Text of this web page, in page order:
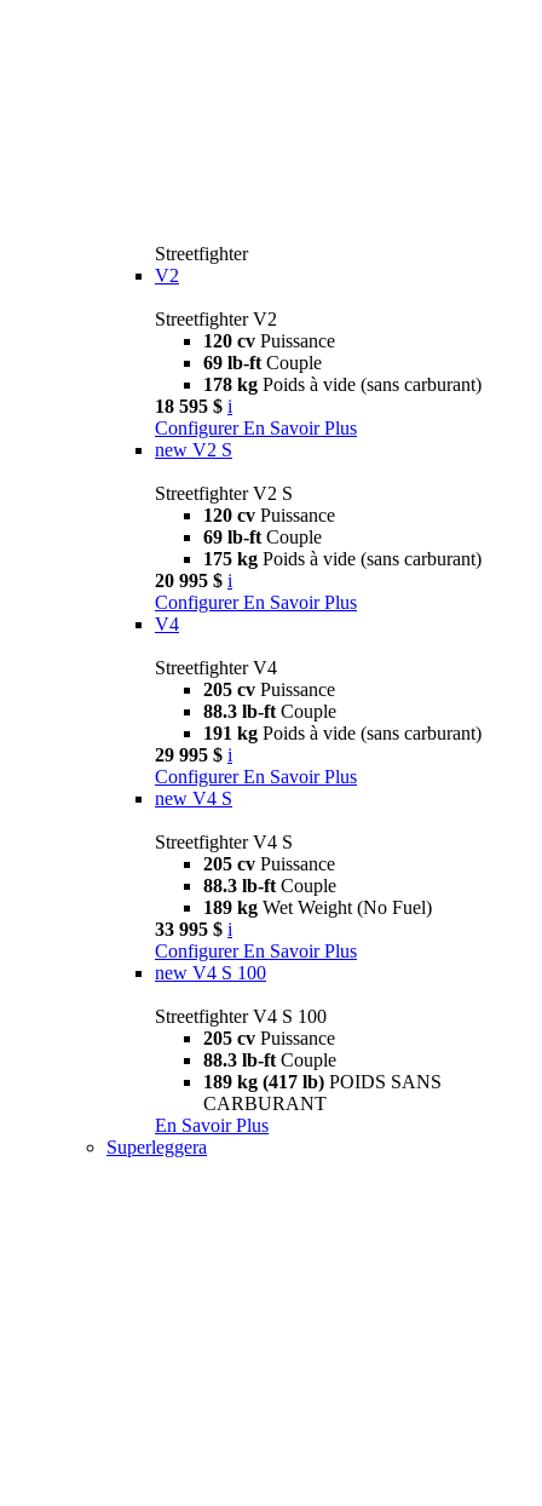
Streetfighter
V2
Streetfighter V2
120 cv Puissance
69 lb-ft Couple
178 kg Poids à vide (sans carburant)
18 595 $ i
Configurer En Savoir Plus
new V2 S
Streetfighter V2 S
120 cv Puissance
69 lb-ft Couple
175 kg Poids à vide (sans carburant)
20 995 $ i
Configurer En Savoir Plus
V4
Streetfighter V4
205 cv Puissance
88.3 lb-ft Couple
191 kg Poids à vide (sans carburant)
29 995 $ i
Configurer En Savoir Plus
new V4 S
Streetfighter V4 S
205 cv Puissance
88.3 lb-ft Couple
189 kg Wet Weight (No Fuel)
33 995 $ i
Configurer En Savoir Plus
new V4 S 100
Streetfighter V4 S 100
205 cv Puissance
88.3 lb-ft Couple
189 kg (417 lb) POIDS SANS
CARBURANT
En Savoir Plus
Superleggera